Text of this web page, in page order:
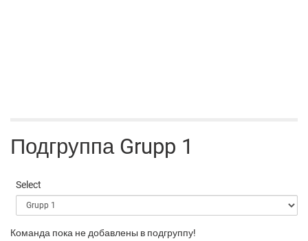
Подгруппа Grupp 1
Select
Команда пока не добавлены в подгруппу!